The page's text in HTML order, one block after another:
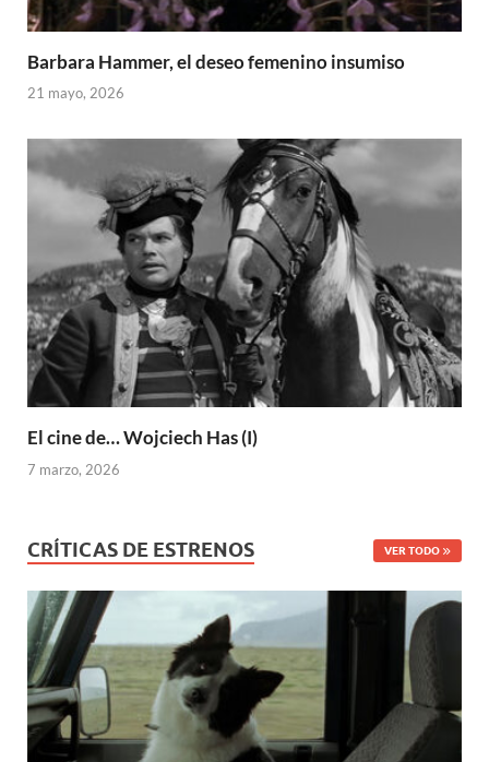
Barbara Hammer, el deseo femenino insumiso
21 mayo, 2026
El cine de… Wojciech Has (I)
7 marzo, 2026
CRÍTICAS DE ESTRENOS VER TODO